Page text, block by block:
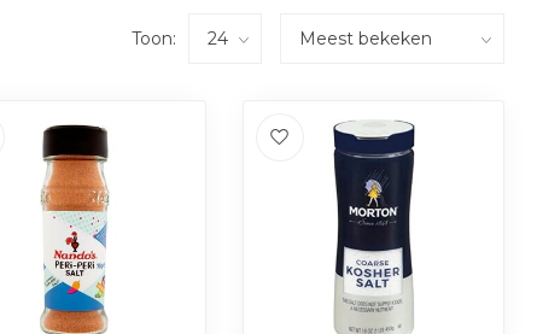
Toon: